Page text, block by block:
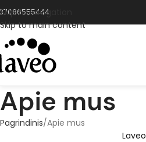
Skip to navigation
Skip to main content
Apie mus
Pagrindinis Apie mus
Laveo